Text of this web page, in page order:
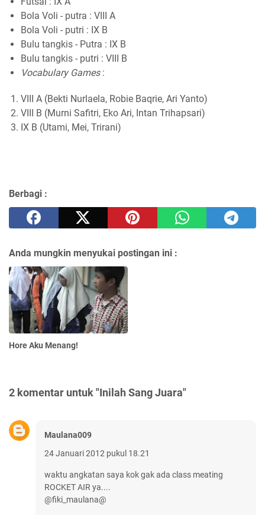
Bola Voli - putra : VIII A
Bola Voli - putri : IX B
Bulu tangkis - Putra : IX B
Bulu tangkis - putri : VIII B
Vocabulary Games:
VIII A (Bekti Nurlaela, Robie Baqrie, Ari Yanto)
VIII B (Murni Safitri, Eko Ari, Intan Trihapsari)
IX B (Utami, Mei, Trirani)
Berbagi :
Anda mungkin menyukai postingan ini :
Hore Aku Menang!
2 komentar untuk "Inilah Sang Juara"
Maulana009
24 Januari 2012 pukul 18.21
waktu angkatan saya kok gak ada class meating
ROCKET AIR ya....
@fiki_maulana@